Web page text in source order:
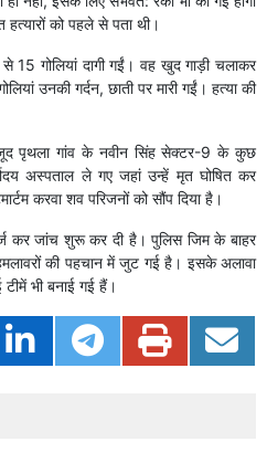
को पहले से पता थी।
15 गोलियां दागी गईं। वह खुद गाड़ी चलाकर
उनकी गर्दन, छाती पर मारी गईं। हत्या की
पृथला गांव के नवीन सिंह सेक्टर-9 के कुछ
अस्पताल ले गए जहां उन्हें मृत घोषित कर
करवा शव परिजनों को सौंप दिया है।
कर जांच शुरू कर दी है। पुलिस जिम के बाहर
की पहचान में जुट गई है। इसके अलावा
भी बनाई गई हैं।